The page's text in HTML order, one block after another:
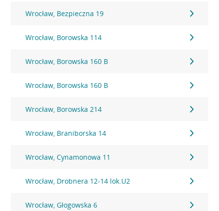
Wrocław, Bezpieczna 19
Wrocław, Borowska 114
Wrocław, Borowska 160 B
Wrocław, Borowska 160 B
Wrocław, Borowska 214
Wrocław, Braniborska 14
Wrocław, Cynamonowa 11
Wrocław, Drobnera 12-14 lok.U2
Wrocław, Głogowska 6